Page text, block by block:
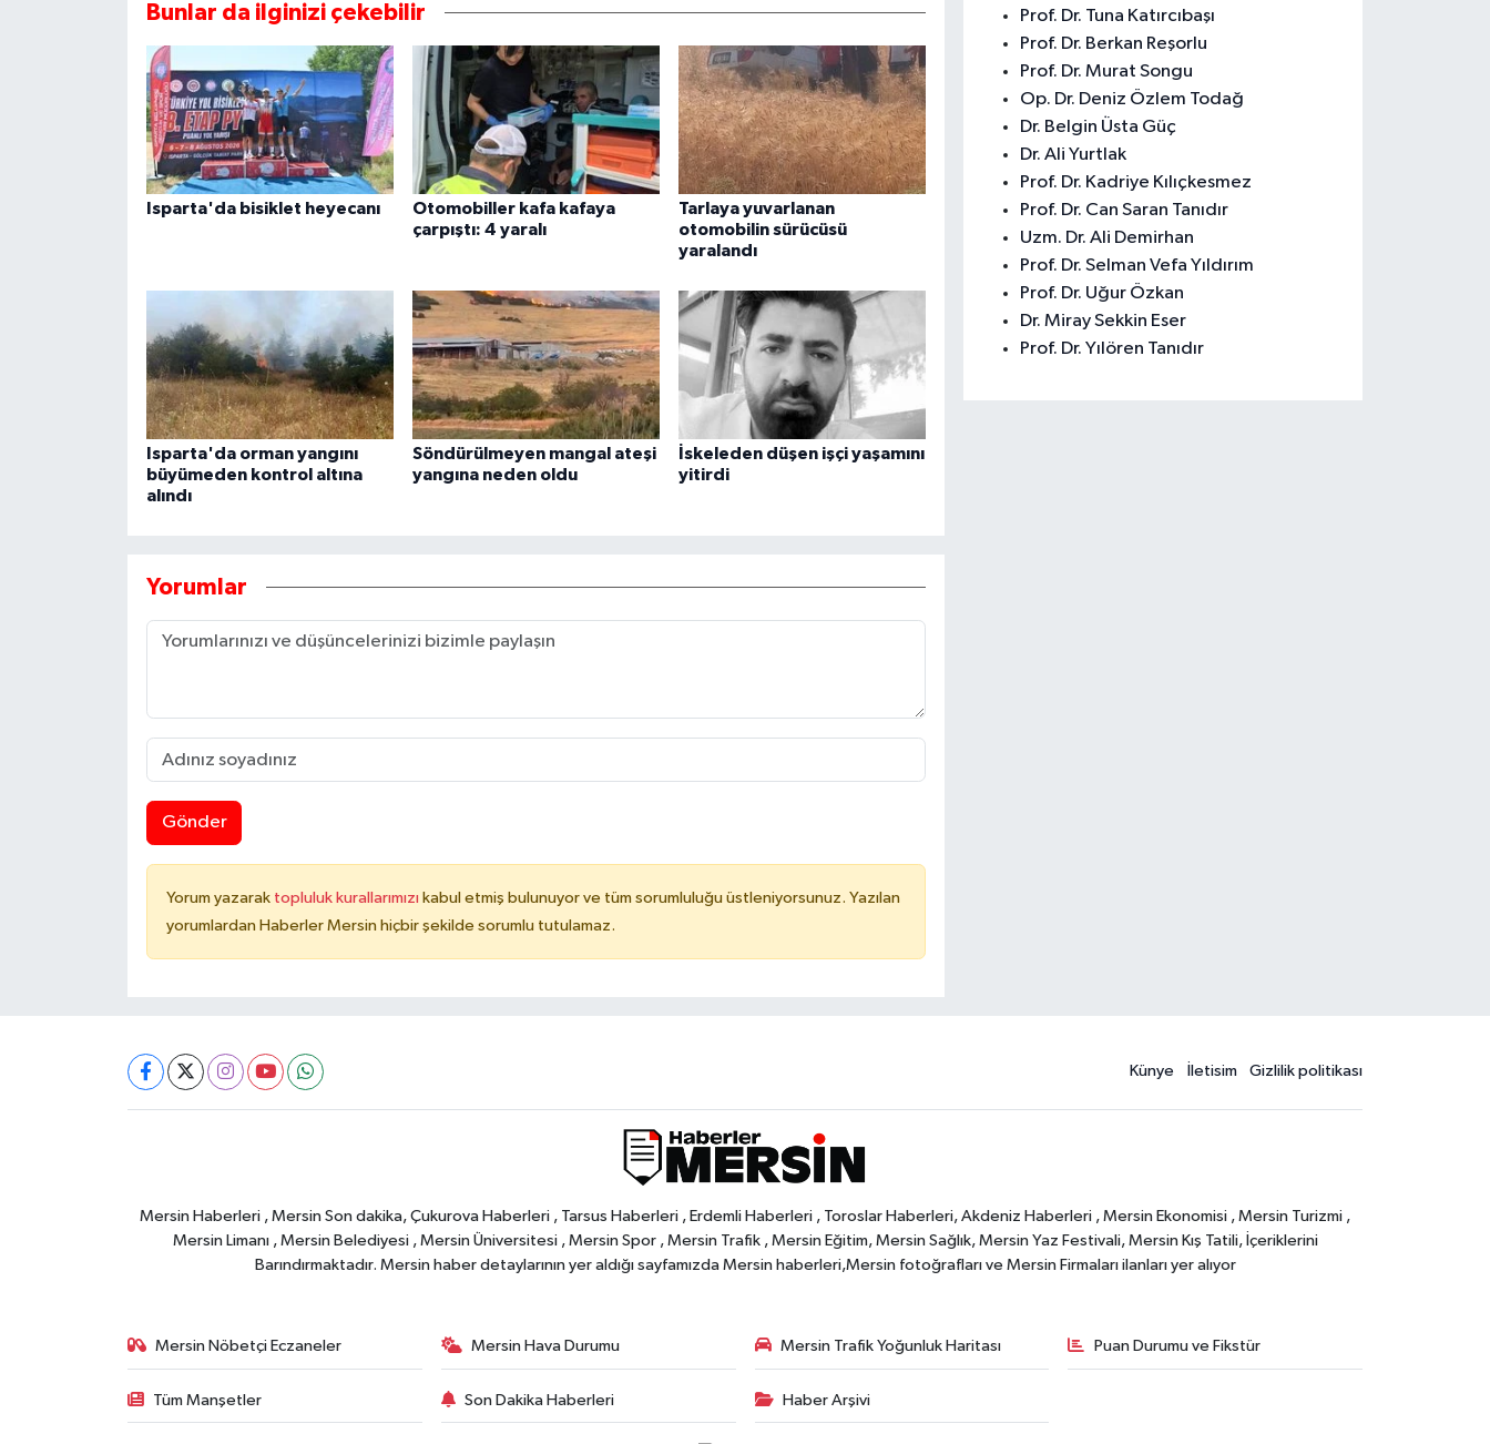
Bunlar da ilginizi çekebilir
Isparta'da bisiklet heyecanı
Otomobiller kafa kafaya
çarpıştı: 4 yaralı
Tarlaya yuvarlanan
otomobilin sürücüsü
yaralandı
Isparta'da orman yangını
büyümeden kontrol altına
alındı
Söndürülmeyen mangal ateşi
yangına neden oldu
İskeleden düşen işçi yaşamını
yitirdi
Yorumlar
Gönder
Yorum yazarak topluluk kurallarımızı kabul etmiş bulunuyor ve tüm sorumluluğu üstleniyorsunuz. Yazılan
yorumlardan Haberler Mersin hiçbir şekilde sorumlu tutulamaz.
Prof. Dr. Tuna Katırcıbaşı
Prof. Dr. Berkan Reşorlu
Prof. Dr. Murat Songu
Op. Dr. Deniz Özlem Todağ
Dr. Belgin Üsta Güç
Dr. Ali Yurtlak
Prof. Dr. Kadriye Kılıçkesmez
Prof. Dr. Can Saran Tanıdır
Uzm. Dr. Ali Demirhan
Prof. Dr. Selman Vefa Yıldırım
Prof. Dr. Uğur Özkan
Dr. Miray Sekkin Eser
Prof. Dr. Yılören Tanıdır
Künye İletisim Gizlilik politikası
Mersin Haberleri , Mersin Son dakika, Çukurova Haberleri , Tarsus Haberleri , Erdemli Haberleri , Toroslar Haberleri, Akdeniz Haberleri , Mersin Ekonomisi , Mersin Turizmi ,
Mersin Limanı , Mersin Belediyesi , Mersin Üniversitesi , Mersin Spor , Mersin Trafik , Mersin Eğitim, Mersin Sağlık, Mersin Yaz Festivali, Mersin Kış Tatili, İçeriklerini
Barındırmaktadır. Mersin haber detaylarının yer aldığı sayfamızda Mersin haberleri,Mersin fotoğrafları ve Mersin Firmaları ilanları yer alıyor
Mersin Nöbetçi Eczaneler Mersin Hava Durumu Mersin Trafik Yoğunluk Haritası Puan Durumu ve Fikstür
Tüm Manşetler Son Dakika Haberleri Haber Arşivi